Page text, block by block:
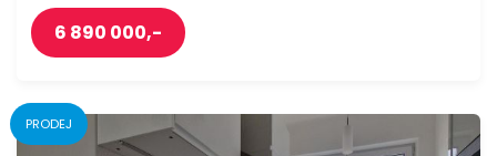
6 890 000,-
PRODEJ